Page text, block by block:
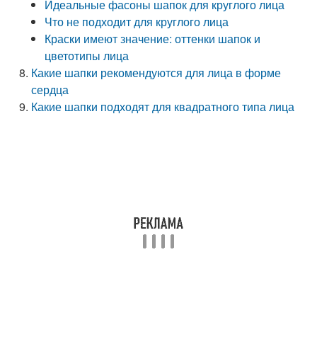
Идеальные фасоны шапок для круглого лица
Что не подходит для круглого лица
Краски имеют значение: оттенки шапок и
цветотипы лица
Какие шапки рекомендуются для лица в форме
сердца
Какие шапки подходят для квадратного типа лица